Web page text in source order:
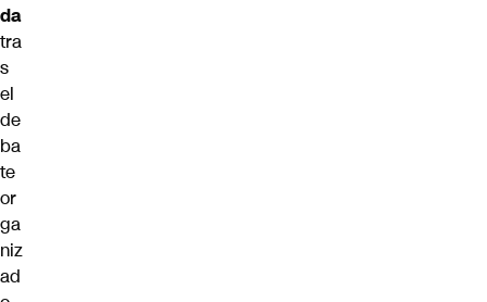
da
tra
s
el
de
ba
te
or
ga
niz
ad